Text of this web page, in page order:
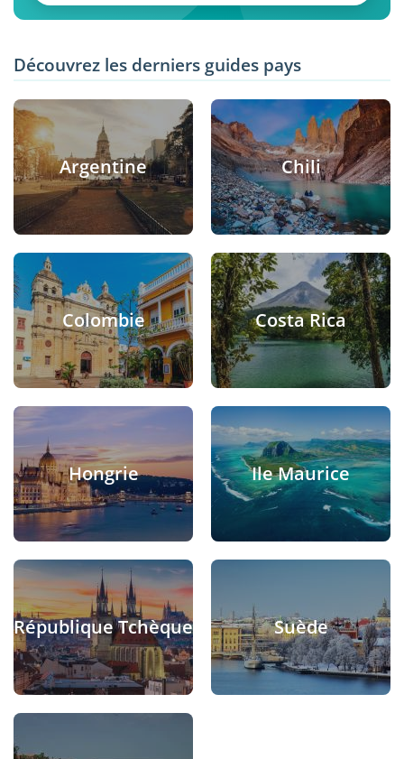
Découvrez les derniers guides pays
Argentine Chili
Colombie Costa Rica
Hongrie Ile Maurice
République Tchèque Suède